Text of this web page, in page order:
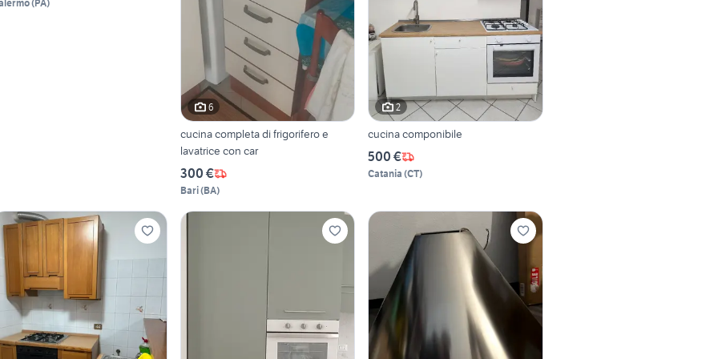
(PA)
6
cucina completa di frigorifero e
lavatrice con car
300 €
Bari(BA)
2
cucina componibile
500 €
Catania (CT)